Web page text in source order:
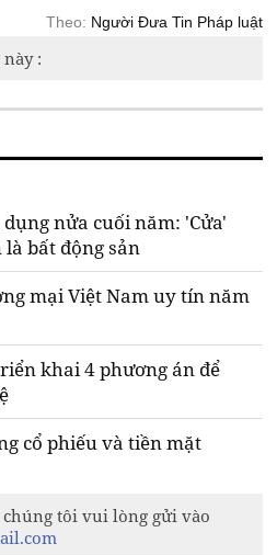
Theo: Người Đưa Tin Pháp luật
:
nửa cuối năm: 'Cửa'
bất động sản
mại Việt Nam uy tín năm
khai 4 phương án để
cổ phiếu và tiền mặt
tôi vui lòng gửi vào